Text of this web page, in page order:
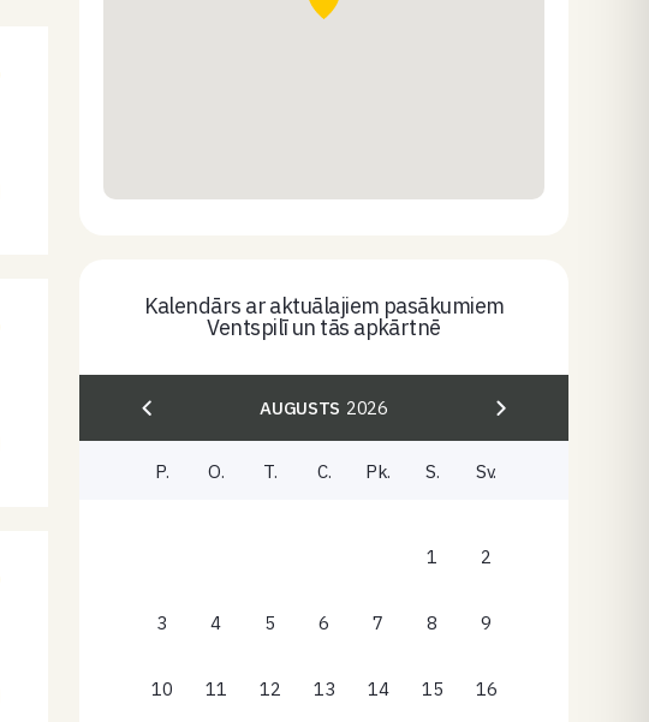
Kalendārs ar aktuālajiem pasākumiem
Ventspilī un tās apkārtnē
AUGUSTS 2026
P. O. T. C. Pk. S. Sv.
1 2
3 4 5 6 7 8 9
10 11 12 13 14 15 16